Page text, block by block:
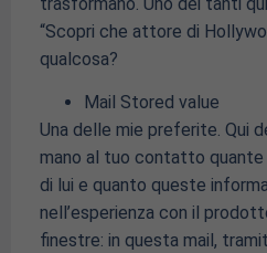
“Scopri che attore di
qualcosa?
Mail Stored value
Una delle mie preferite. Qui
mano al tuo contatto quante
di lui e quanto queste
nell’esperienza con il
finestre: in questa mail,